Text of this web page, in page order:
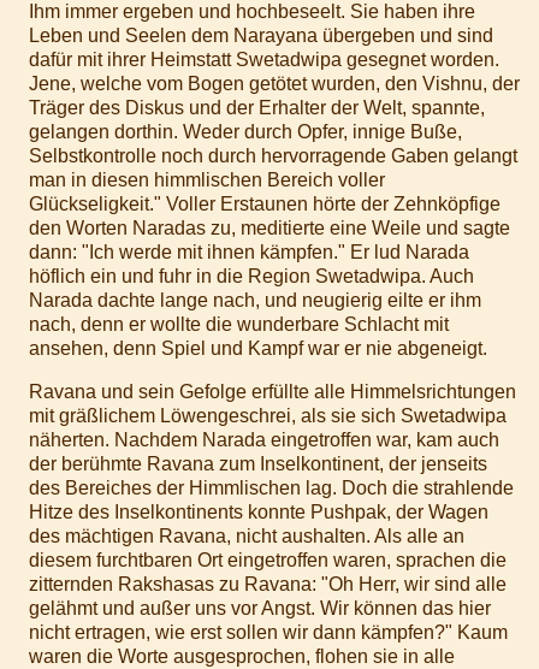
Ihm immer ergeben und hochbeseelt. Sie haben ihre
Leben und Seelen dem Narayana übergeben und sind
dafür mit ihrer Heimstatt Swetadwipa gesegnet worden.
Jene, welche vom Bogen getötet wurden, den Vishnu, der
Träger des Diskus und der Erhalter der Welt, spannte,
gelangen dorthin. Weder durch Opfer, innige Buße,
Selbstkontrolle noch durch hervorragende Gaben gelangt
man in diesen himmlischen Bereich voller
Glückseligkeit." Voller Erstaunen hörte der Zehnköpfige
den Worten Naradas zu, meditierte eine Weile und sagte
dann: "Ich werde mit ihnen kämpfen." Er lud Narada
höflich ein und fuhr in die Region Swetadwipa. Auch
Narada dachte lange nach, und neugierig eilte er ihm
nach, denn er wollte die wunderbare Schlacht mit
ansehen, denn Spiel und Kampf war er nie abgeneigt.
Ravana und sein Gefolge erfüllte alle Himmelsrichtungen
mit gräßlichem Löwengeschrei, als sie sich Swetadwipa
näherten. Nachdem Narada eingetroffen war, kam auch
der berühmte Ravana zum Inselkontinent, der jenseits
des Bereiches der Himmlischen lag. Doch die strahlende
Hitze des Inselkontinents konnte Pushpak, der Wagen
des mächtigen Ravana, nicht aushalten. Als alle an
diesem furchtbaren Ort eingetroffen waren, sprachen die
zitternden Rakshasas zu Ravana: "Oh Herr, wir sind alle
gelähmt und außer uns vor Angst. Wir können das hier
nicht ertragen, wie erst sollen wir dann kämpfen?" Kaum
waren die Worte ausgesprochen, flohen sie in alle